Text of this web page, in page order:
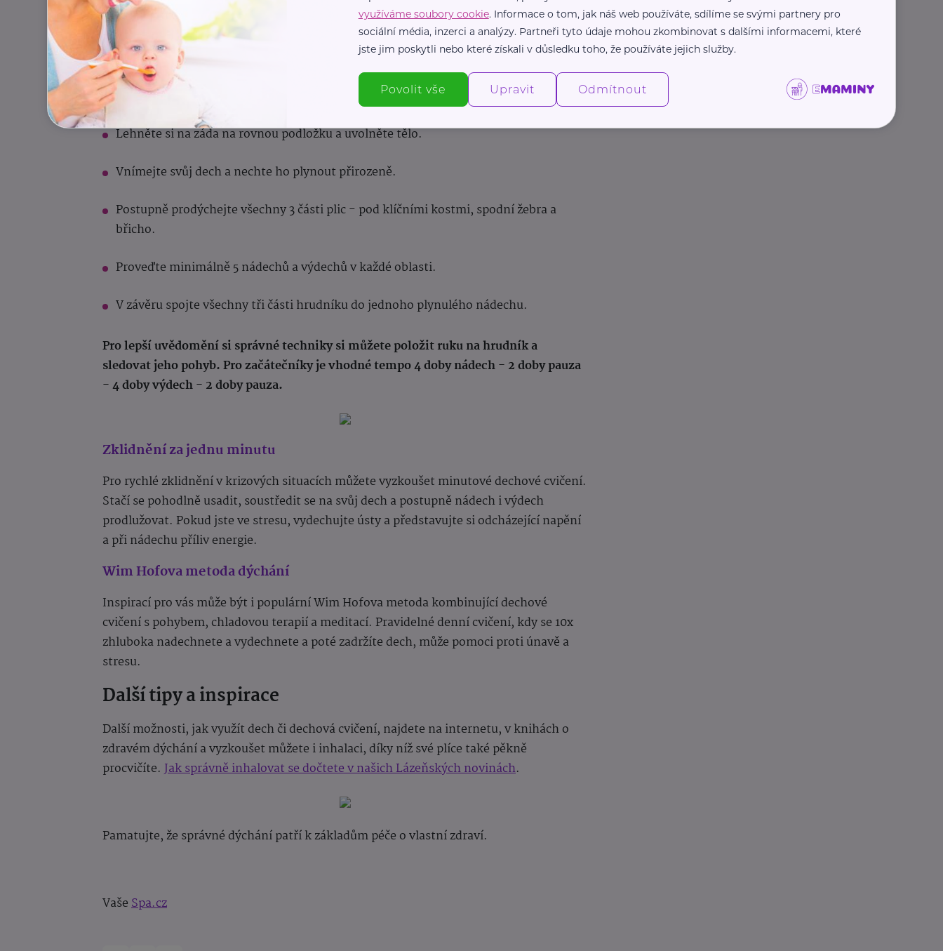
Jednoduchým a účinným cvičením je takzvaný "plný jógový dech". Toto cvičení vám
pomůže si uvědomit, jak dýcháte a zároveň se uvolnit. Hodí se pro zklidnění před
spaními ráno po probuzení.
Postup:
Lehněte si na záda na rovnou podložku a uvolněte tělo.
Vnímejte svůj dech a nechte ho plynout přirozeně.
Postupně prodýchejte všechny 3 části plic - pod klíčními kostmi, spodní žebra a
břicho.
Proveďte minimálně 5 nádechů a výdechů v každé oblasti.
V závěru spojte všechny tři části hrudníku do jednoho plynulého nádechu.
Pro lepší uvědomění si správné techniky si můžete položit ruku na hrudník a
sledovat jeho pohyb. Pro začátečníky je vhodné tempo 4 doby nádech - 2 doby pauza
- 4 doby výdech - 2 doby pauza.
Zklidnění za jednu minutu
Pro rychlé zklidnění v krizových situacích můžete vyzkoušet minutové dechové cvičení.
Stačí se pohodlně usadit, soustředit se na svůj dech a postupně nádech i výdech
prodlužovat. Pokud jste ve stresu, vydechujte ústy a představujte si odcházející napění
a při nádechu příliv energie.
Wim Hofova metoda dýchání
Inspirací pro vás může být i populární Wim Hofova metoda kombinující dechové
cvičení s pohybem, chladovou terapií a meditací. Pravidelné denní cvičení, kdy se 10x
zhluboka nadechnete a vydechnete a poté zadržíte dech, může pomoci proti únavě a
stresu.
Další tipy a inspirace
Další možnosti, jak využít dech či dechová cvičení, najdete na internetu, v knihách o
zdravém dýchání a vyzkoušet můžete i inhalaci, díky níž své plíce také pěkně
procvičíte.Jak správně inhalovat se dočtete v našich Lázeňských novinách.
Pamatujte, že správné dýchání patří k základům péče o vlastní zdraví.
VašeSpa.cz
využíváme soubory cookie. Informace o tom, jak náš web používáte, sdílíme se svými partnery pro
sociální média, inzerci a analýzy. Partneři tyto údaje mohou zkombinovat s dalšími informacemi, které
jste jim poskytli nebo které získali v důsledku toho, že používáte jejich služby.
Povolit vše Upravit Odmítnout